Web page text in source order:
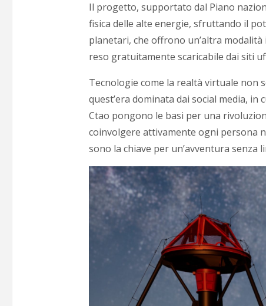
Il progetto, supportato dal Piano
fisica delle alte energie, sfruttando il
planetari, che offrono un’altra
reso gratuitamente scaricabile dai siti
Tecnologie come la realtà virtuale non
quest’era dominata dai social media,
Ctao pongono le basi per una
coinvolgere attivamente ogni persona
sono la chiave per un’avventura senza